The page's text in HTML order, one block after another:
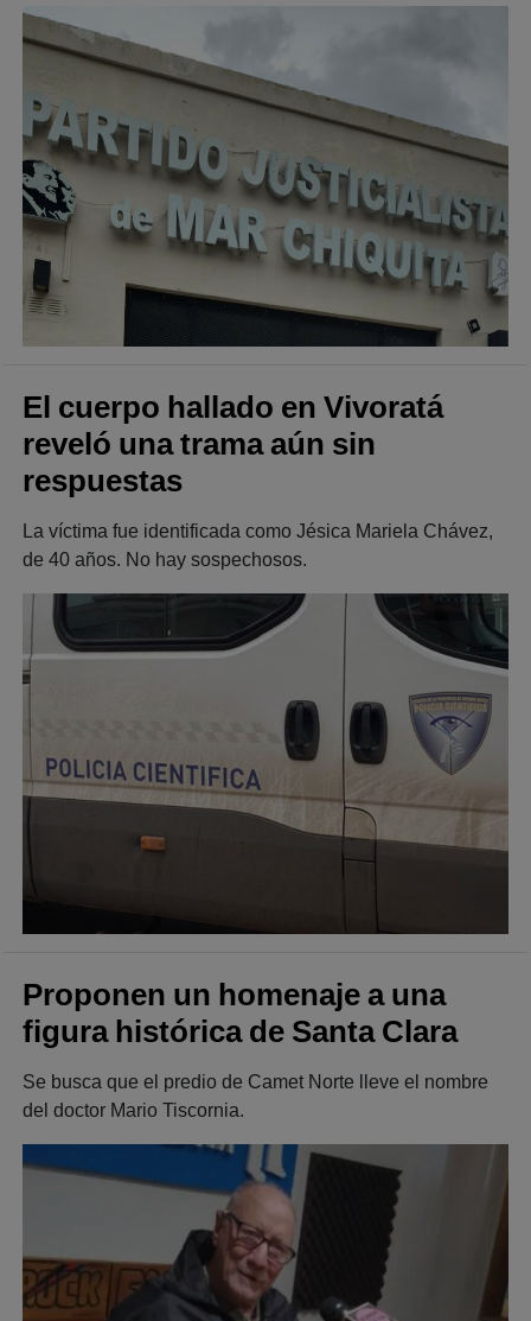
El cuerpo hallado en Vivoratá
reveló una trama aún sin
respuestas
La víctima fue identificada como Jésica Mariela Chávez,
de 40 años. No hay sospechosos.
Proponen un homenaje a una
figura histórica de Santa Clara
Se busca que el predio de Camet Norte lleve el nombre
del doctor Mario Tiscornia.